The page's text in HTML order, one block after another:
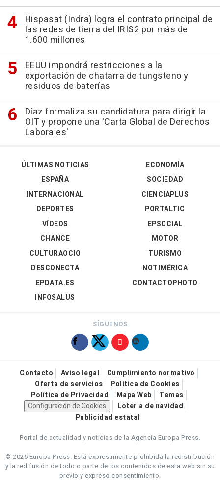
Hispasat (Indra) logra el contrato principal de
las redes de tierra del IRIS2 por más de
1.600 millones
EEUU impondrá restricciones a la
exportación de chatarra de tungsteno y
residuos de baterías
Díaz formaliza su candidatura para dirigir la
OIT y propone una 'Carta Global de Derechos
Laborales'
ÚLTIMAS NOTICIAS
ESPAÑA
INTERNACIONAL
DEPORTES
VÍDEOS
ECONOMÍA
SOCIEDAD
CIENCIAPLUS
PORTALTIC
EPSOCIAL
CHANCE
CULTURAOCIO
DESCONECTA
EPDATA.ES
INFOSALUS
MOTOR
TURISMO
NOTIMÉRICA
CONTACTOPHOTO
SÍGUENOS
Contacto Aviso legal
Cumplimiento normativo
Oferta de servicios
Política de Cookies
Política de Privacidad
Mapa Web
Temas
Configuración de Cookies
Loteria de navidad
Publicidad estatal
Portal de actualidad y noticias de la Agencia Europa Press.
© 2026 Europa Press. Está expresamente prohibida la redistribución
y la redifusión de todo o parte de los contenidos de esta web sin su
previo y expreso consentimiento.